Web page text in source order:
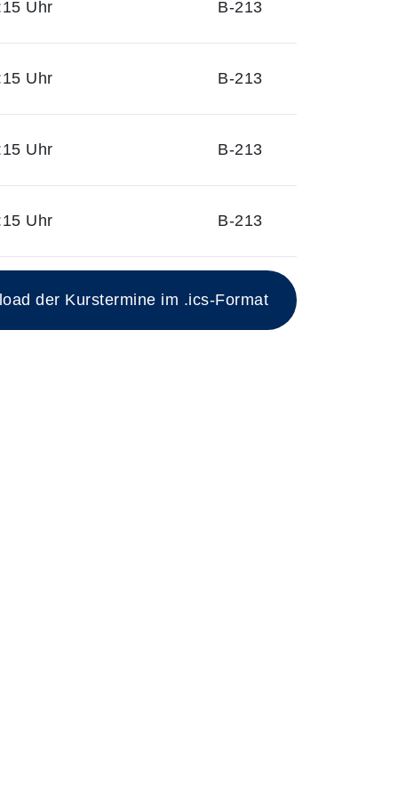
Uhr B-213
Uhr B-213
Uhr B-213
Uhr B-213
der Kurstermine im .ics-Format